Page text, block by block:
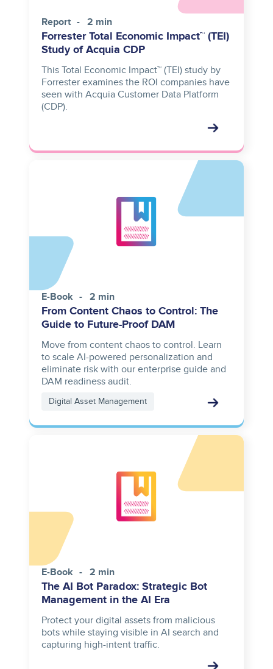
Report 2 min
Forrester Total Economic Impact™ (TEI)
Study of Acquia CDP
This Total Economic Impact™ (TEI) study by
Forrester examines the ROI companies have
seen with Acquia Customer Data Platform
(CDP).
E-Book 2 min
From Content Chaos to Control: The
Guide to Future-Proof DAM
Move from content chaos to control. Learn
to scale AI-powered personalization and
eliminate risk with our enterprise guide and
DAM readiness audit.
Digital Asset Management
E-Book 2 min
The AI Bot Paradox: Strategic Bot
Management in the AI Era
Protect your digital assets from malicious
bots while staying visible in AI search and
capturing high-intent traffic.